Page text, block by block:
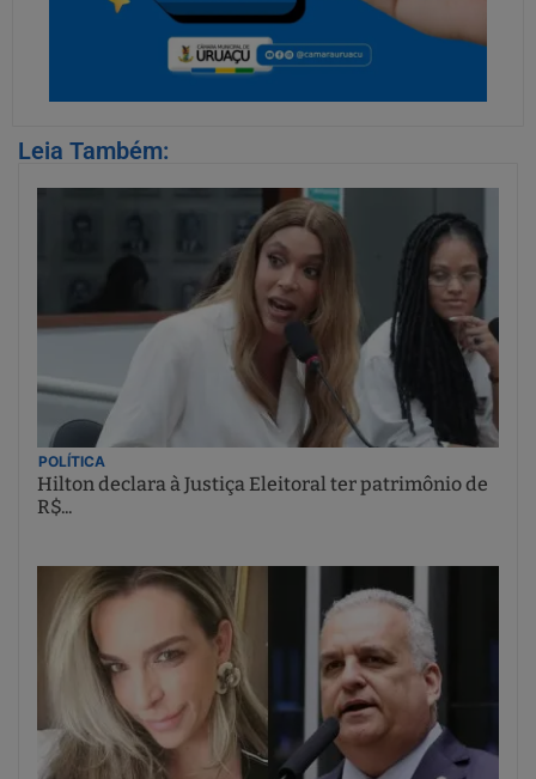
Leia Também:
POLÍTICA
Hilton declara à Justiça Eleitoral ter patrimônio de
R$...